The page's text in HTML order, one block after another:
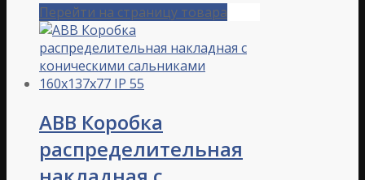
Перейти на страницу товара
ABB Коробка
распределительная